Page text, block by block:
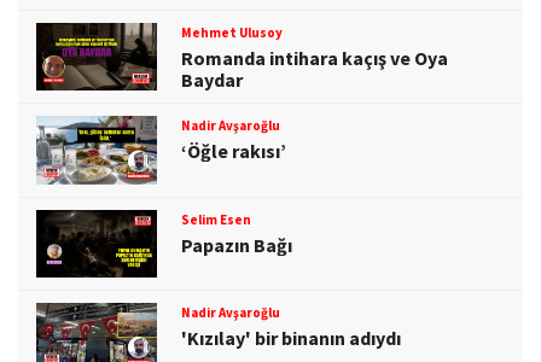
Mehmet Ulusoy
Romanda intihara kaçış ve Oya
Baydar
Nadir Avşaroğlu
‘Öğle rakısı’
Selim Esen
Papazın Bağı
Nadir Avşaroğlu
'Kızılay' bir binanın adıydı